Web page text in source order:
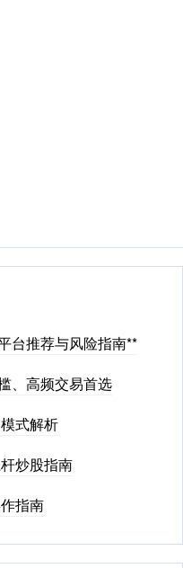
台推荐与风险指南**
、高频交易首选
式解析
炒股指南
指南